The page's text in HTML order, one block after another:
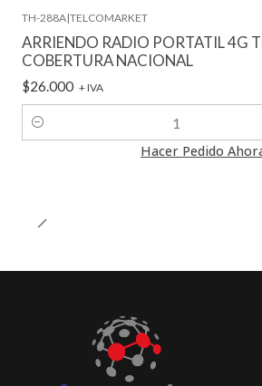
TH-288A|TELCOMARKET
ARRIENDO RADIO PORTATIL 4G
COBERTURA NACIONAL
$26.000 + IVA
Cantidad
Hacer Pedido